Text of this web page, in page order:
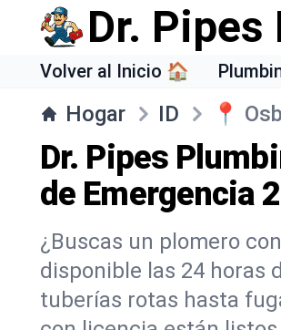
Dr.
Volver al Inicio 🏠
Hogar ID 📍
Dr. Pipes
de Emergencia
¿Buscas un plomero
disponible las 24 horas
tuberías rotas hasta